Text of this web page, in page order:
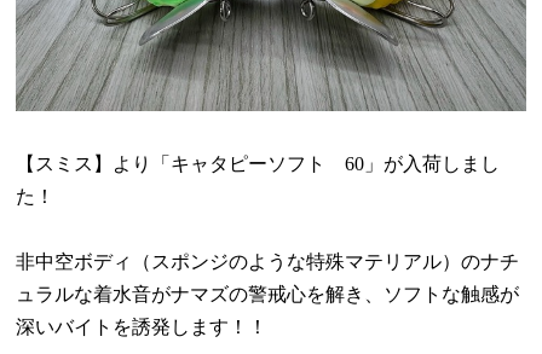
【スミス】より「キャタピーソフト60 」が入荷しまし
た！
非中空ボディ（スポンジのような特殊マテリアル）のナチ
ュラルな着水音がナマズの警戒心を解き、ソフトな触感が
深いバイトを誘発します！！